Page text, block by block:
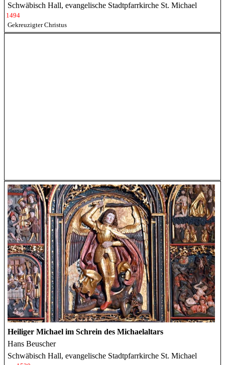
Schwäbisch Hall, evangelische Stadtpfarrkirche St. Michael
1494
Gekreuzigter Christus
Heiliger Michael im Schrein des Michaelaltars
Hans Beuscher
Schwäbisch Hall, evangelische Stadtpfarrkirche St. Michael